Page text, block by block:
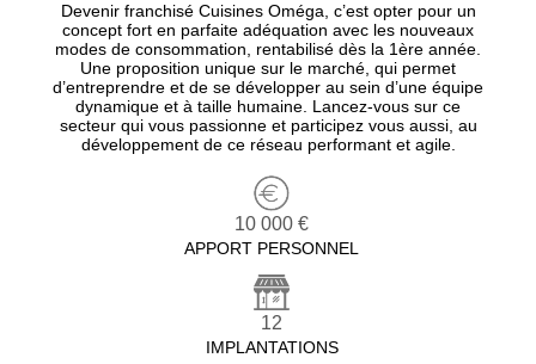
Devenir franchisé Cuisines Oméga, c’est opter pour un
concept fort en parfaite adéquation avec les nouveaux
modes de consommation, rentabilisé dès la 1ère année.
Une proposition unique sur le marché, qui permet
d’entreprendre et de se développer au sein d’une équipe
dynamique et à taille humaine. Lancez-vous sur ce
secteur qui vous passionne et participez vous aussi, au
développement de ce réseau performant et agile.
10 000 €
APPORT PERSONNEL
12
IMPLANTATIONS